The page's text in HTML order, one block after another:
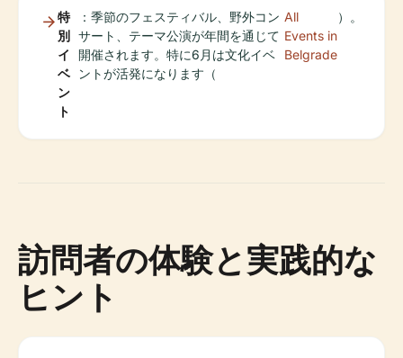
特
別
イ
ベ
ン
ト
：季節のフェスティバル、野外コン
サート、テーマ公演が年間を通じて
開催されます。特に6月は文化イベ
ントが活発になります（
All
Events in
Belgrade
）。
訪問者の体験と実践的な
ヒント